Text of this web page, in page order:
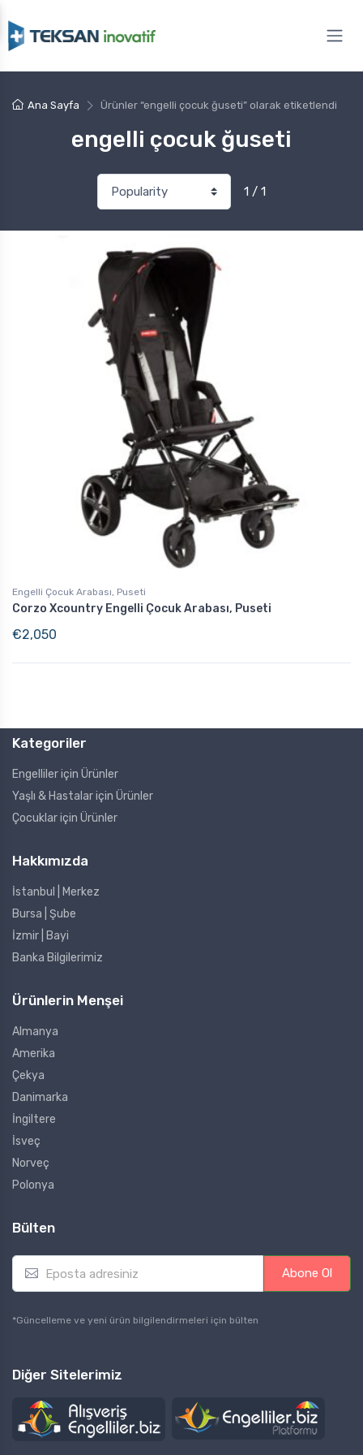
Ana Sayfa Ürünler “engelli çocuk ğuseti” olarak etiketlendi
engelli çocuk ğuseti
1 / 1
Engelli Çocuk Arabası, Puseti
Corzo Xcountry Engelli Çocuk Arabası, Puseti
€2,050
Kategoriler
Engelliler için Ürünler
Yaşlı & Hastalar için Ürünler
Çocuklar için Ürünler
Hakkımızda
İstanbul | Merkez
Bursa | Şube
İzmir | Bayi
Banka Bilgilerimiz
Ürünlerin Menşei
Almanya
Amerika
Çekya
Danimarka
İngiltere
İsveç
Norveç
Polonya
Bülten
E
a
l
Abone Ol
*Güncelleme ve yeni ürün bilgilendirmeleri için bülten
Diğer Sitelerimiz